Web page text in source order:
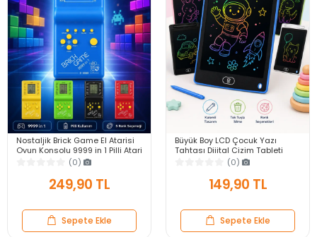
Nostaljik Brick Game El Atarisi
Oyun Konsolu 9999 in 1 Pilli Atari
Eğlenceli Çocuk Oyuncağı
(0)
249,90 TL
Sepete Ekle
Büyük Boy LCD Çocuk Yazı
Tahtası Dijital Çizim Tableti
Kalemli Silinebilir 8.5′ Oyuncak
(0)
149,90 TL
Sepete Ekle